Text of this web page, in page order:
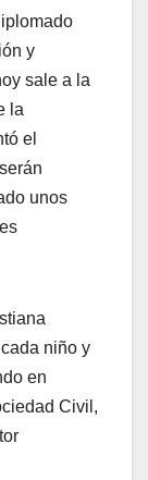
y
sale a la
la
el
unos
niño y
en
Civil,